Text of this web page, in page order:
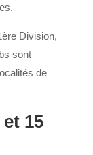
Division,
sont
de
15